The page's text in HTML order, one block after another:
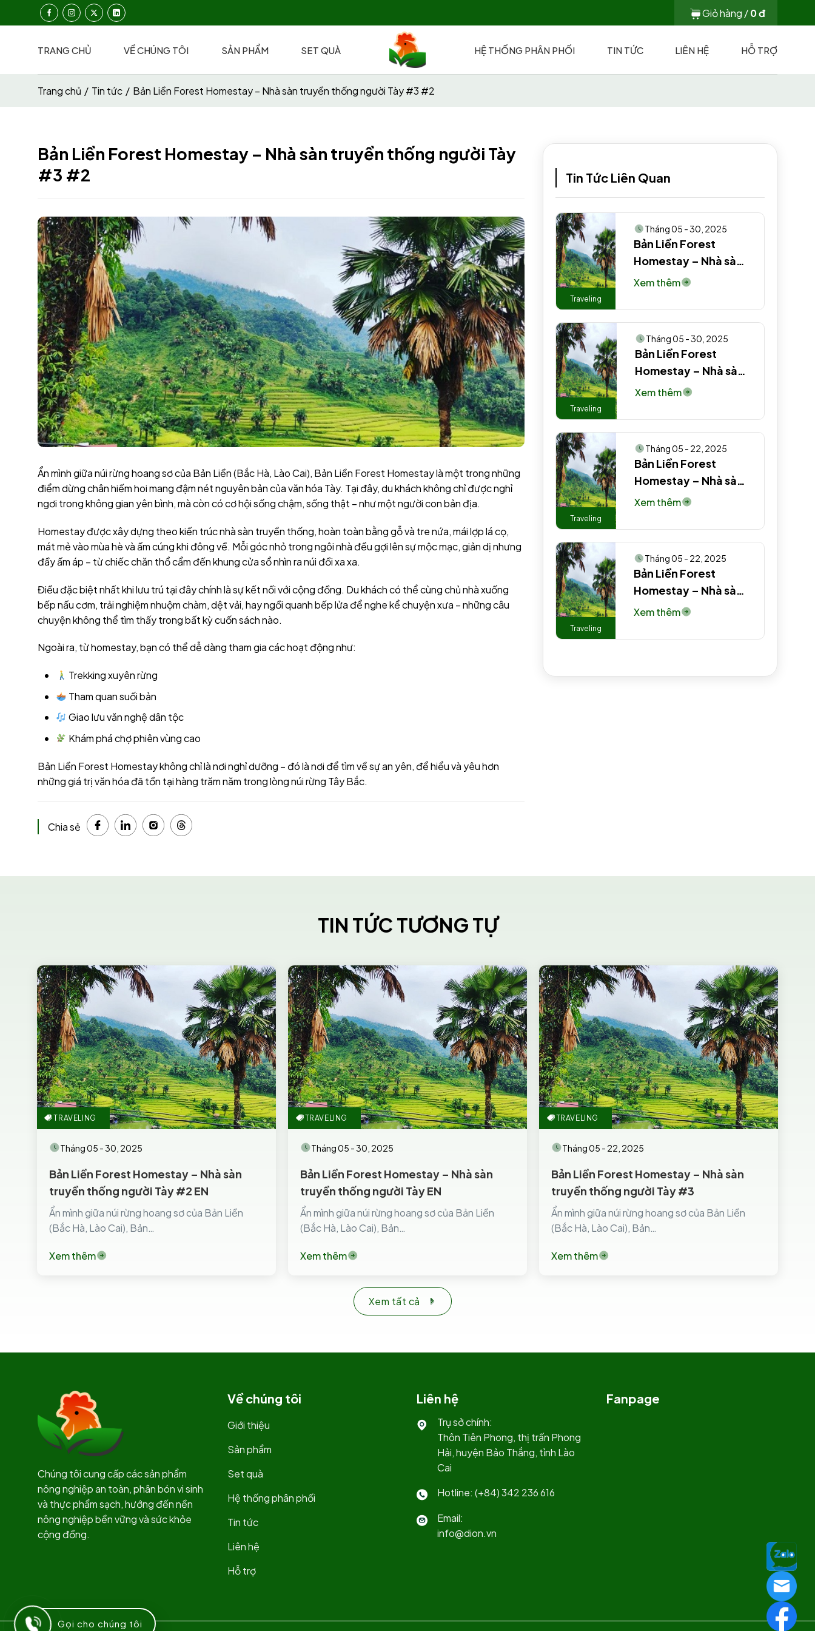
Giỏ hàng /0đ
TRANG CHỦ VỀ CHÚNG TÔI SẢN PHẨM SET QUÀ HỆ THỐNG PHÂN PHỐI TIN TỨC LIÊN HỆ HỖ TRỢ
Trang chủ / Tin tức / Bản Liền Forest Homestay – Nhà sàn truyền thống người Tày #3 #2
Bản Liền Forest Homestay – Nhà sàn truyền thống người Tày
#3 #2
Ẩn mình giữa núi rừng hoang sơ của Bản Liền (Bắc Hà, Lào Cai), Bản Liền Forest Homestay là một trong những
điểm dừng chân hiếm hoi mang đậm nét nguyên bản của văn hóa Tày. Tại đây, du khách không chỉ được nghỉ
ngơi trong không gian yên bình, mà còn có cơ hội sống chậm, sống thật – như một người con bản địa.
Homestay được xây dựng theo kiến trúc nhà sàn truyền thống, hoàn toàn bằng gỗ và tre nứa, mái lợp lá cọ,
mát mẻ vào mùa hè và ấm cúng khi đông về. Mỗi góc nhỏ trong ngôi nhà đều gợi lên sự mộc mạc, giản dị nhưng
đầy ấm áp – từ chiếc chăn thổ cẩm đến khung cửa sổ nhìn ra núi đồi xa xa.
Điều đặc biệt nhất khi lưu trú tại đây chính là sự kết nối với cộng đồng. Du khách có thể cùng chủ nhà xuống
bếp nấu cơm, trải nghiệm nhuộm chàm, dệt vải, hay ngồi quanh bếp lửa để nghe kể chuyện xưa – những câu
chuyện không thể tìm thấy trong bất kỳ cuốn sách nào.
Ngoài ra, từ homestay, bạn có thể dễ dàng tham gia các hoạt động như:
Trekking xuyên rừng
Tham quan suối bản
Giao lưu văn nghệ dân tộc
Khám phá chợ phiên vùng cao
Bản Liền Forest Homestay không chỉ là nơi nghỉ dưỡng – đó là nơi để tìm về sự an yên, để hiểu và yêu hơn
những giá trị văn hóa đã tồn tại hàng trăm năm trong lòng núi rừng Tây Bắc.
Chia sẻ
Tin Tức Liên Quan
Traveling
Tháng 05 - 30, 2025
Bản Liền Forest
Homestay – Nhà sàn
truyền thống người
Xem thêm
Traveling
Tháng 05 - 30, 2025
Bản Liền Forest
Homestay – Nhà sàn
truyền thống người
Xem thêm
Traveling
Tháng 05 - 22, 2025
Bản Liền Forest
Homestay – Nhà sàn
truyền thống người
Xem thêm
Traveling
Tháng 05 - 22, 2025
Bản Liền Forest
Homestay – Nhà sàn
truyền thống người
Xem thêm
TIN TỨC TƯƠNG TỰ
TRAVELING
Tháng 05 - 30, 2025
Bản Liền Forest Homestay – Nhà sàn
truyền thống người Tày #2 EN
Ẩn mình giữa núi rừng hoang sơ của Bản Liền
(Bắc Hà, Lào Cai), Bản…
Xem thêm
TRAVELING
Tháng 05 - 30, 2025
Bản Liền Forest Homestay – Nhà sàn
truyền thống người Tày EN
Ẩn mình giữa núi rừng hoang sơ của Bản Liền
(Bắc Hà, Lào Cai), Bản…
Xem thêm
TRAVELING
Tháng 05 - 22, 2025
Bản Liền Forest Homestay – Nhà sàn
truyền thống người Tày #3
Ẩn mình giữa núi rừng hoang sơ của Bản Liền
(Bắc Hà, Lào Cai), Bản…
Xem thêm
Xem tất cả
Chúng tôi cung cấp các sản phẩm
nông nghiệp an toàn, phân bón vi sinh
và thực phẩm sạch, hướng đến nền
nông nghiệp bền vững và sức khỏe
cộng đồng.
Về chúng tôi
Giới thiệu
Sản phẩm
Set quà
Hệ thống phân phối
Tin tức
Liên hệ
Hỗ trợ
Liên hệ
Trụ sở chính:
Thôn Tiên Phong, thị trấn Phong
Hải, huyện Bảo Thắng, tỉnh Lào
Cai
Hotline: (+84) 342 236 616
Email:
info@dion.vn
Fanpage
Gọi cho chúng tôi